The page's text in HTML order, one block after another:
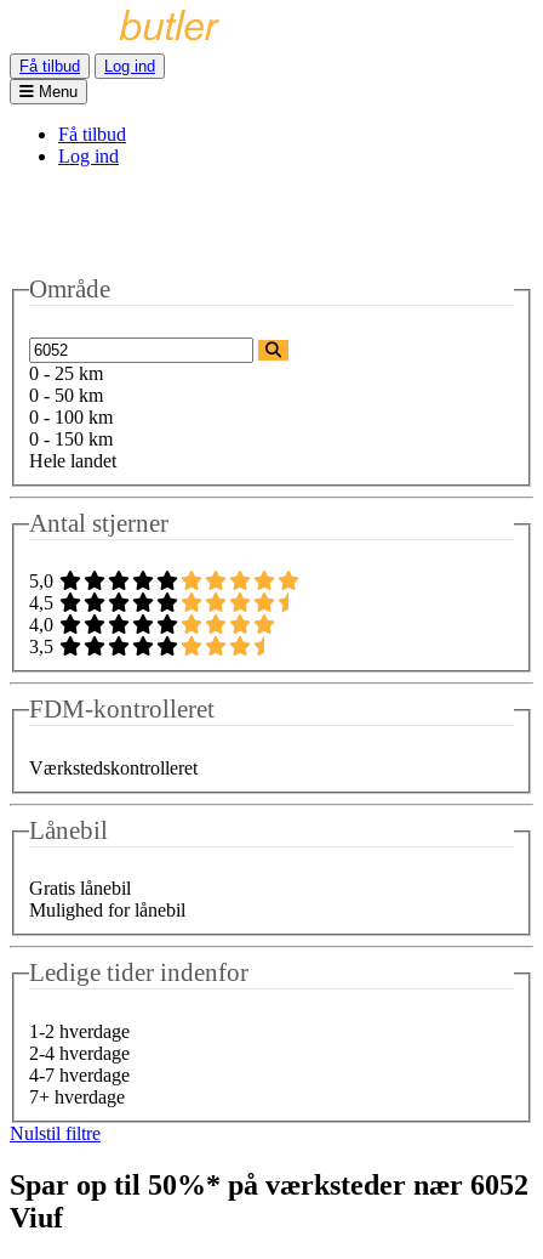
Få tilbud
Log ind
Menu
Få tilbud
Log ind
Område
0 - 25 km
0 - 50 km
0 - 100 km
0 - 150 km
Hele landet
Antal stjerner
5,0
4,5
4,0
3,5
FDM-kontrolleret
Værkstedskontrolleret
Lånebil
Gratis lånebil
Mulighed for lånebil
Ledige tider indenfor
1-2 hverdage
2-4 hverdage
4-7 hverdage
7+ hverdage
Nulstil filtre
Spar op til 50%* på værksteder nær 6052
Viuf